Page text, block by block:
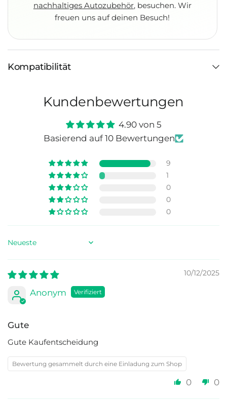
nachhaltiges Autozubehör, besuchen. Wir
freuen uns auf deinen Besuch!
Kompatibilität
Kundenbewertungen
4.90 von 5
Basierend auf 10 Bewertungen
9
1
0
0
0
Sort by
10/12/2025
Anonym
Gute
Gute Kaufentscheidung
Bewertung gesammelt durch eine Einladung zum Shop
0 0